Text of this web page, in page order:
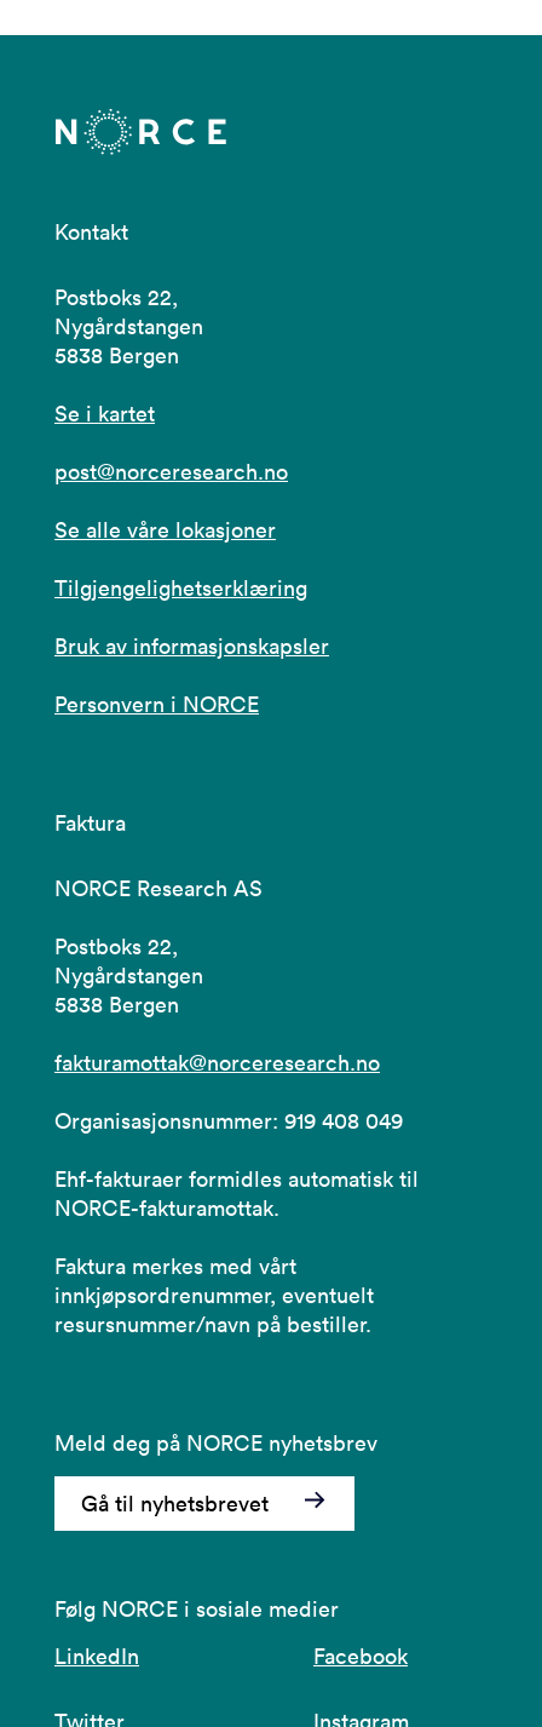
Kontakt
Postboks 22,
Nygårdstangen
5838 Bergen
Se i kartet
post@norceresearch.no
Se alle våre lokasjoner
Tilgjengelighetserklæring
Bruk av informasjonskapsler
Personvern i NORCE
Faktura
NORCE Research AS
Postboks 22,
Nygårdstangen
5838 Bergen
fakturamottak@norceresearch.no
Organisasjonsnummer: 919 408 049
Ehf-fakturaer formidles automatisk til
NORCE-fakturamottak.
Faktura merkes med vårt
innkjøpsordrenummer, eventuelt
resursnummer/navn på bestiller.
Meld deg på NORCE nyhetsbrev
Gå til nyhetsbrevet
Følg NORCE i sosiale medier
LinkedIn
Facebook
Twitter Instagram